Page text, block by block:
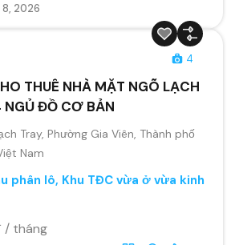
2026
4
THUÊ NHÀ MẶT NGÕ LẠCH
ĐỒ CƠ BẢN
Tray, Phường Gia Viên, Thành phố
Nam
phân lô, Khu TĐC vừa ở vừa kinh
/ tháng